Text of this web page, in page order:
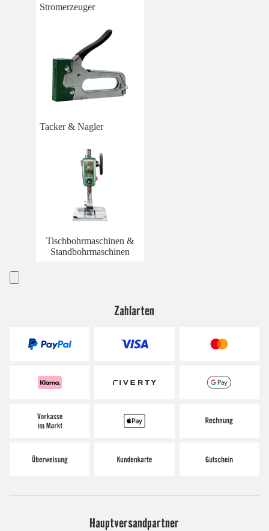
Stromerzeuger
Tacker & Nagler
Tischbohrmaschinen &
Standbohrmaschinen
Zahlarten
Hauptversandpartner